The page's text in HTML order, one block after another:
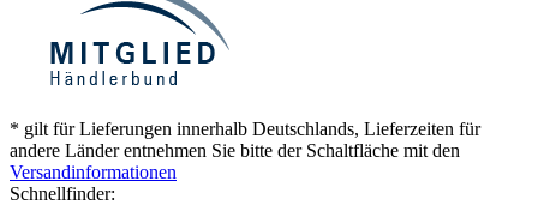
* gilt für Lieferungen innerhalb Deutschlands, Lieferzeiten für
andere Länder entnehmen Sie bitte der Schaltfläche mit den
Versandinformationen
Schnellfinder: